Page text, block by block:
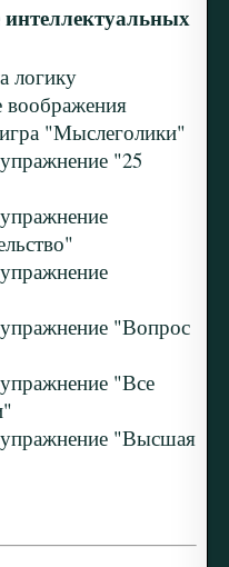
логику
воображения
"Мыслеголики"
"25
"Вопрос
"Все
упражнение "Высшая